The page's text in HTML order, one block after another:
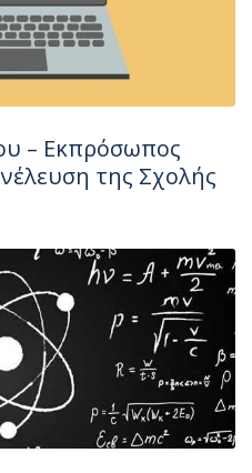
– Εκπρόσωπος
της Σχολής